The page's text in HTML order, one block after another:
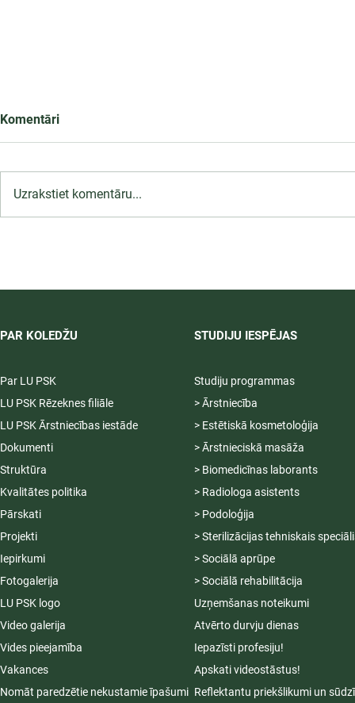
Komentāri
Uzrakstiet komentāru...
PAR KOLEDŽU
Par LU PSK
LU PSK Rēzeknes filiāle
LU PSK Ārstniecības iestāde
Dokumenti
Struktūra
Kvalitātes politika
Pārskati
Projekti
Iepirkumi
Fotogalerija
LU PSK logo
Video galerija
Vides pieejamība
Vakances
Nomāt paredzētie nekustamie īpašumi
STUDIJU IESPĒJAS
Studiju programmas
> Ārstniecība
> Estētiskā kosmetoloģija
> Ārstnieciskā masāža
> Biomedicīnas laborants
> Radiologa asistents
> Podoloģija
> Sterilizācijas tehniskais
> Sociālā aprūpe
> Sociālā rehabilitācija
Uzņemšanas noteikumi
Atvērto durvju dienas
Iepazīsti profesiju!
Apskati videostāstus!
Reflektantu priekšlikumi un